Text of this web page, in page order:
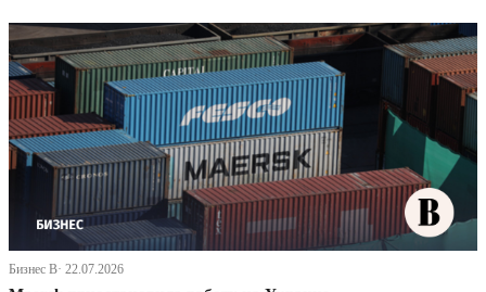
Бизнес В· 22.07.2026